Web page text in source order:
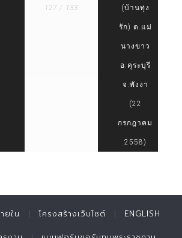
127 / 133 (บ้านทุ่ง
รัก) ต.แม่
นางขาว
อ.คุระบุรี
จ.พังงา
(22
กรกฎาคม
2558)
ยใน โครงสร้างเว็บไซต์ ENGLISH